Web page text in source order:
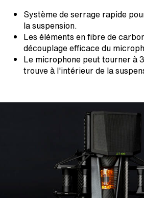
Système de serrage rapide
la suspension.
Les éléments en fibre de
découplage efficace du
Le microphone peut tourner à
trouve à l'intérieur de la